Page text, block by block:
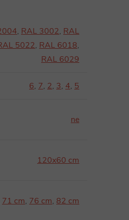
, RAL 3002, RAL
5022, RAL 6018,
RAL 6029
6, 7, 2, 3, 4, 5
ne
120x60 cm
71 cm, 76 cm, 82 cm